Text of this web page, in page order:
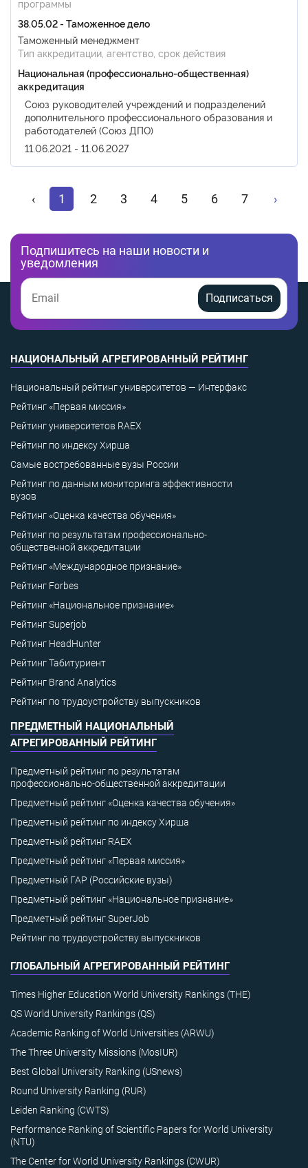
программы
38.05.02 - Таможенное дело
Таможенный менеджмент
Тип аккредитации, агентство, срок действия
Национальная (профессионально-общественная)
аккредитация
Союз руководителей учреждений и подразделений
дополнительного профессионального образования и
работодателей (Союз ДПО)
11.06.2021 - 11.06.2027
‹ 1 2 3 4 5 6 7 ›
Подпишитесь на наши новости и
уведомления
Подписаться
НАЦИОНАЛЬНЫЙ АГРЕГИРОВАННЫЙ РЕЙТИНГ
Национальный рейтинг университетов — Интерфакс
Рейтинг «Первая миссия»
Рейтинг университетов RAEX
Рейтинг по индексу Хирша
Самые востребованные вузы России
Рейтинг по данным мониторинга эффективности
вузов
Рейтинг «Оценка качества обучения»
Рейтинг по результатам профессионально-
общественной аккредитации
Рейтинг «Международное признание»
Рейтинг Forbes
Рейтинг «Национальное признание»
Рейтинг Superjob
Рейтинг HeadHunter
Рейтинг Табитуриент
Рейтинг Brand Analytics
Рейтинг по трудоустройству выпускников
ПРЕДМЕТНЫЙ НАЦИОНАЛЬНЫЙ
АГРЕГИРОВАННЫЙ РЕЙТИНГ
Предметный рейтинг по результатам
профессионально-общественной аккредитации
Предметный рейтинг «Оценка качества обучения»
Предметный рейтинг по индексу Хирша
Предметный рейтинг RAEX
Предметный рейтинг «Первая миссия»
Предметный ГАР (Российские вузы)
Предметный рейтинг «Национальное признание»
Предметный рейтинг SuperJob
Рейтинг по трудоустройству выпускников
ГЛОБАЛЬНЫЙ АГРЕГИРОВАННЫЙ РЕЙТИНГ
Times Higher Education World University Rankings (THE)
QS World University Rankings (QS)
Academic Ranking of World Universities (ARWU)
The Three University Missions (MosIUR)
Best Global University Ranking (USnews)
Round University Ranking (RUR)
Leiden Ranking (CWTS)
Performance Ranking of Scientific Papers for World University
(NTU)
The Center for World University Rankings (CWUR)